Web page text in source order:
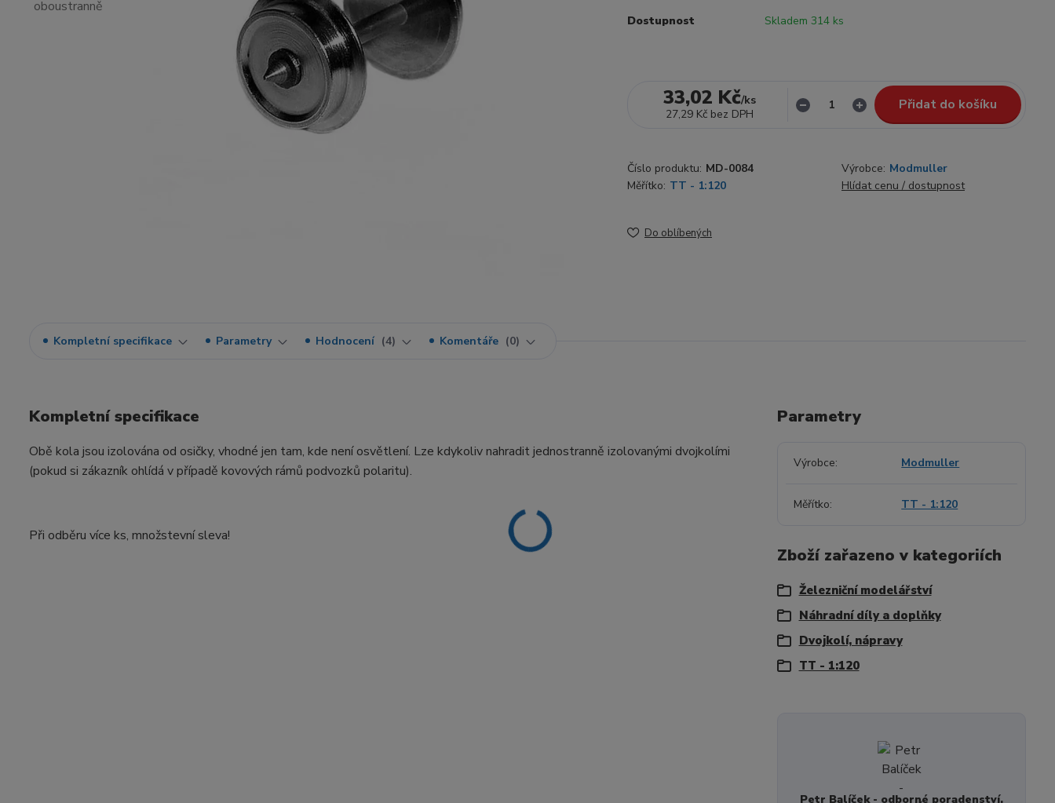
Dostupnost Skladem 314 ks
33,02 Kč/ks
27,29 Kč bez DPH
Přidat do košíku
Číslo produktu: MD-0084 Výrobce: Modmuller
Měřítko: TT - 1:120 Hlídat cenu / dostupnost
Do oblíbených
Kompletní specifikace Parametry Hodnocení 4 Komentáře 0
Kompletní specifikace
Obě kola jsou izolována od osičky, vhodné jen tam, kde není osvětlení. Lze kdykoliv nahradit jednostranně izolovanými dvojkolími
(pokud si zákazník ohlídá v případě kovových rámů podvozků polaritu).
Při odběru více ks, množstevní sleva!
Parametry
Výrobce Modmuller
Měřítko TT - 1:120
Zboží zařazeno v kategoriích
Železniční modelářství
Náhradní díly a doplňky
Dvojkolí, nápravy
TT - 1:120
Petr Balíček - odborné poradenství,